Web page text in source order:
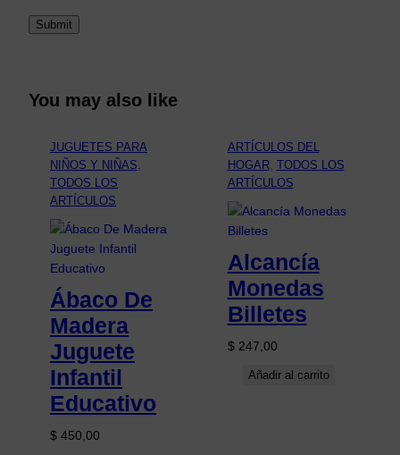
You may also like
JUGUETES PARA
NIÑOS Y NIÑAS
TODOS LOS
ARTÍCULOS
Ábaco De
Madera
Juguete
Infantil
Educativo
$ 450,00
ARTÍCULOS DEL
HOGAR, TODOS LOS
ARTÍCULOS
Alcancía
Monedas
Billetes
$247,00
Añadir al carrito